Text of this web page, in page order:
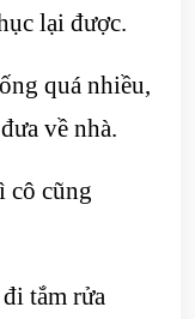
lại được.
quá nhiều,
về nhà.
cô cũng
tắm rửa